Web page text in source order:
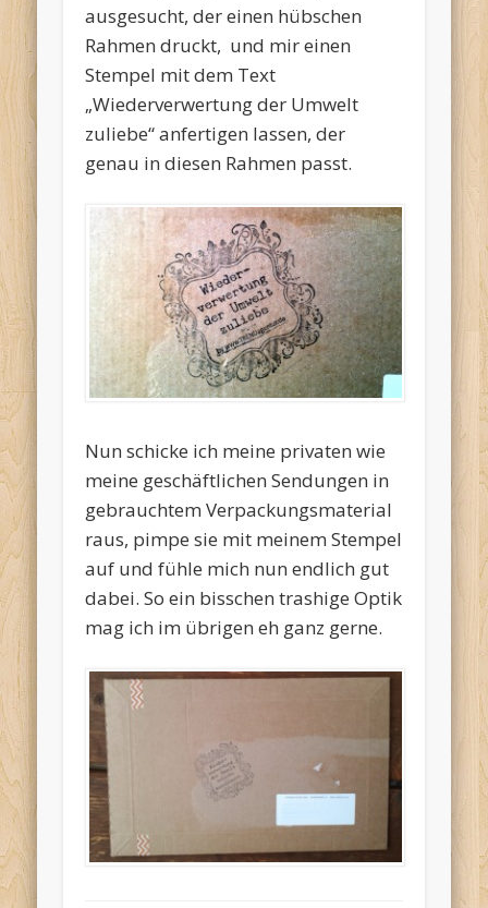
ausgesucht, der einen hübschen
Rahmen druckt, und mir einen
Stempel mit dem Text
„Wiederverwertung der Umwelt
zuliebe“ anfertigen lassen, der
genau in diesen Rahmen passt.
Nun schicke ich meine privaten wie
meine geschäftlichen Sendungen in
gebrauchtem Verpackungsmaterial
raus, pimpe sie mit meinem Stempel
auf und fühle mich nun endlich gut
dabei. So ein bisschen trashige Optik
mag ich im übrigen eh ganz gerne.